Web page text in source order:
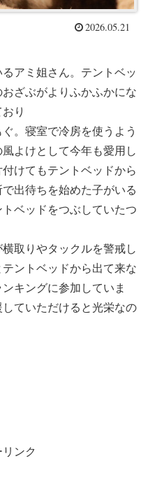
2026.05.21
アミ姐さん。テントベッ
ざぶがよりふかふかにな
り
。寝室で冷房を使うよう
よけとして今年も愛用し
けてもテントベッドから
出待ちを始めた子がいる
ベッドをつぶしていたつ
取りやタックルを警戒し
ントベッドから出て来な
キングに参加していま
ていただけると光栄なの
ンク